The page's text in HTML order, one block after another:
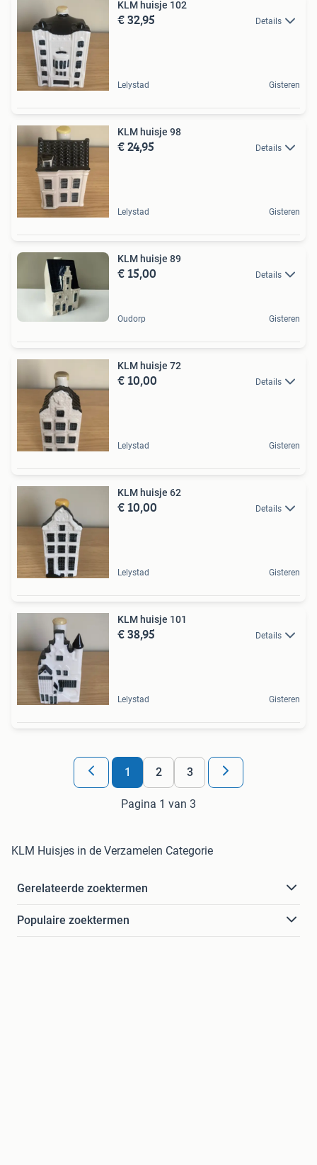
KLM huisje 102
€ 32,95 Details
Lelystad Gisteren
KLM huisje 98
€ 24,95 Details
Lelystad Gisteren
KLM huisje 89
€ 15,00 Details
Oudorp Gisteren
KLM huisje 72
€ 10,00 Details
Lelystad Gisteren
KLM huisje 62
€ 10,00 Details
Lelystad Gisteren
KLM huisje 101
€ 38,95 Details
Lelystad Gisteren
1 2 3
Pagina 1 van 3
KLM Huisjes in de Verzamelen Categorie
Gerelateerde zoektermen
Populaire zoektermen